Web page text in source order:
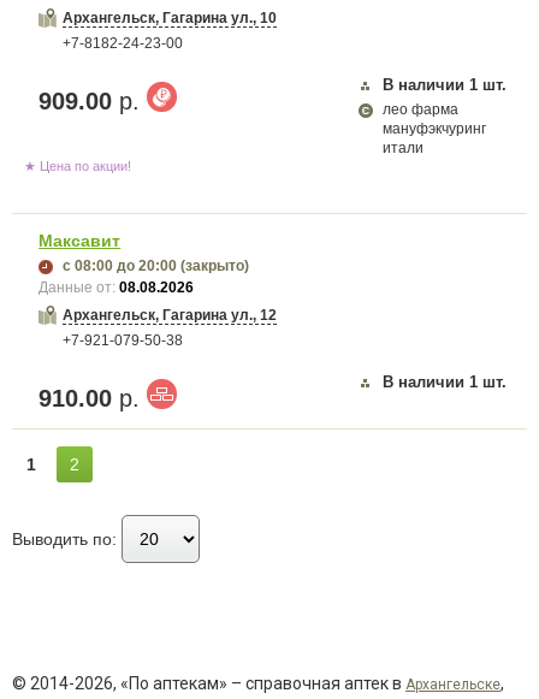
Архангельск, Гагарина ул., 10
+7-8182-24-23-00
909.00 р.
В наличии 1 шт.
лео фарма
мануфэкчуринг
итали
★ Цена по акции!
Максавит
с 08:00 до 20:00 (закрыто)
Данные от:08.08.2026
Архангельск, Гагарина ул., 12
+7-921-079-50-38
910.00 р.
В наличии 1 шт.
1 2
Выводить по:
© 2014-2026, «По аптекам» – справочная аптек в Архангельске,